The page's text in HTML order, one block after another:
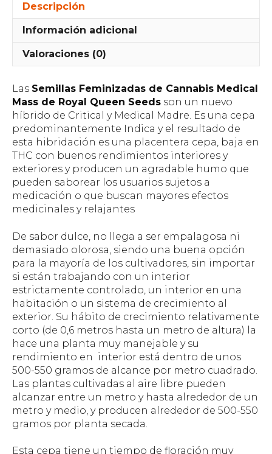
Descripción
Información adicional
Valoraciones (0)
Las Semillas Feminizadas de Cannabis Medical
Mass de Royal Queen Seeds son un nuevo
híbrido de Critical y Medical Madre. Es una cepa
predominantemente Indica y el resultado de
esta hibridación es una placentera cepa, baja en
THC con buenos rendimientos interiores y
exteriores y producen un agradable humo que
pueden saborear los usuarios sujetos a
medicación o que buscan mayores efectos
medicinales y relajantes
De sabor dulce, no llega a ser empalagosa ni
demasiado olorosa, siendo una buena opción
para la mayoría de los cultivadores, sin importar
si están trabajando con un interior
estrictamente controlado, un interior en una
habitación o un sistema de crecimiento al
exterior. Su hábito de crecimiento relativamente
corto (de 0,6 metros hasta un metro de altura) la
hace una planta muy manejable y su
rendimiento en interior está dentro de unos
500-550 gramos de alcance por metro cuadrado.
Las plantas cultivadas al aire libre pueden
alcanzar entre un metro y hasta alrededor de un
metro y medio, y producen alrededor de 500-550
gramos por planta secada.
Esta cepa tiene un tiempo de floración muy